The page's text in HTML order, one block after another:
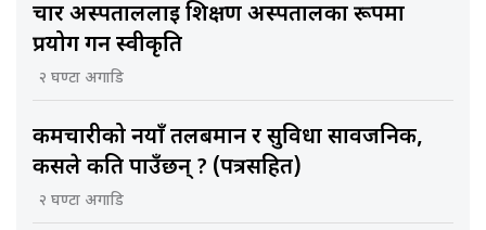
चार अस्पताललाई शिक्षण अस्पतालका रूपमा
प्रयोग गर्न स्वीकृति
२ घण्टा अगाडि
कर्मचारीको नयाँ तलबमान र सुविधा सार्वजनिक,
कसले कति पाउँछन् ? (पत्रसहित)
२ घण्टा अगाडि